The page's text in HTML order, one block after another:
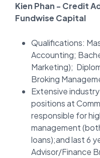
Kien Phan - Credit
Fundwise Capital
Qualifications:
Accounting;
Marketing);
Broking
Extensive
positions at
responsible for
management
loans);and last 6
Advisor/Finance